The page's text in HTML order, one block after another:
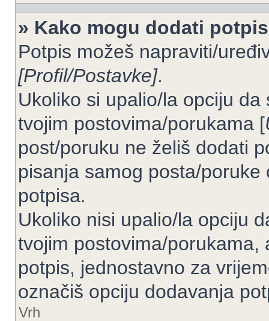
» Kako mogu dodati
Potpis možeš napraviti/
[Profil/Postavke].
Ukoliko si upalio/la opciju
tvojim postovima/porukama [
post/poruku ne želiš dodati
pisanja samog posta/
potpisa.
Ukoliko nisi upalio/la opciju
tvojim postovima/
potpis, jednostavno za
označiš opciju dodavanja
Vrh